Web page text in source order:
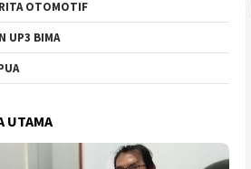
OTOMOTIF
UP3 BIMA
UTAMA